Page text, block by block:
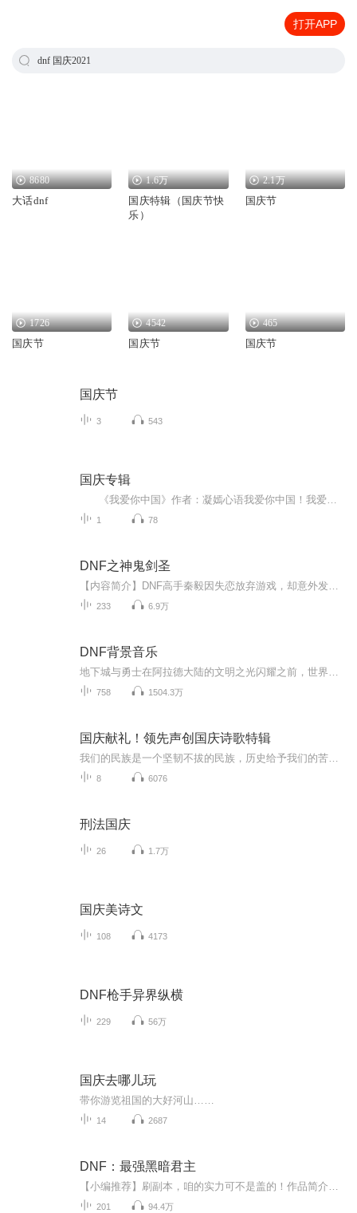
打开APP
dnf 国庆2021
8680
大话dnf
1.6万
国庆特辑（国庆节快
乐）
2.1万
国庆节
1726
国庆节
4542
国庆节
465
国庆节
国庆节
3 543
国庆专辑
1 78
DNF之神鬼剑圣
233 6.9万
DNF背景音乐
758 1504.3万
国庆献礼！领先声创国庆诗歌特辑
8 6076
刑法国庆
26 1.7万
国庆美诗文
108 4173
DNF枪手异界纵横
229 56万
国庆去哪儿玩
带你游览祖国的大好河山……
14 2687
DNF：最强黑暗君主
201 94.4万